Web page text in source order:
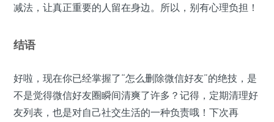
减法，让真正重要的人留在身边。所以，别有心理负担！
结语
好啦，现在你已经掌握了“怎么删除微信好友”的绝技，是
不是觉得微信好友圈瞬间清爽了许多？记得，定期清理好
友列表，也是对自己社交生活的一种负责哦！下次再